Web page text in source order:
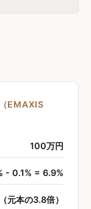
EMAXIS
100万円
- 0.1% = 6.9%
元本の3.8倍）